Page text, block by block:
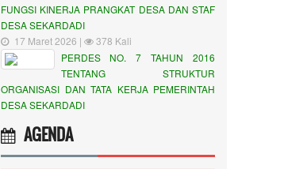
FUNGSI KINERJA PRANGKAT DESA DAN STAF
DESA SEKARDADI
17 Maret 2026 |
378 Kali
PERDES NO. 7 TAHUN 2016
TENTANG STRUKTUR
ORGANISASI DAN TATA KERJA PEMERINTAH
DESA SEKARDADI
AGENDA